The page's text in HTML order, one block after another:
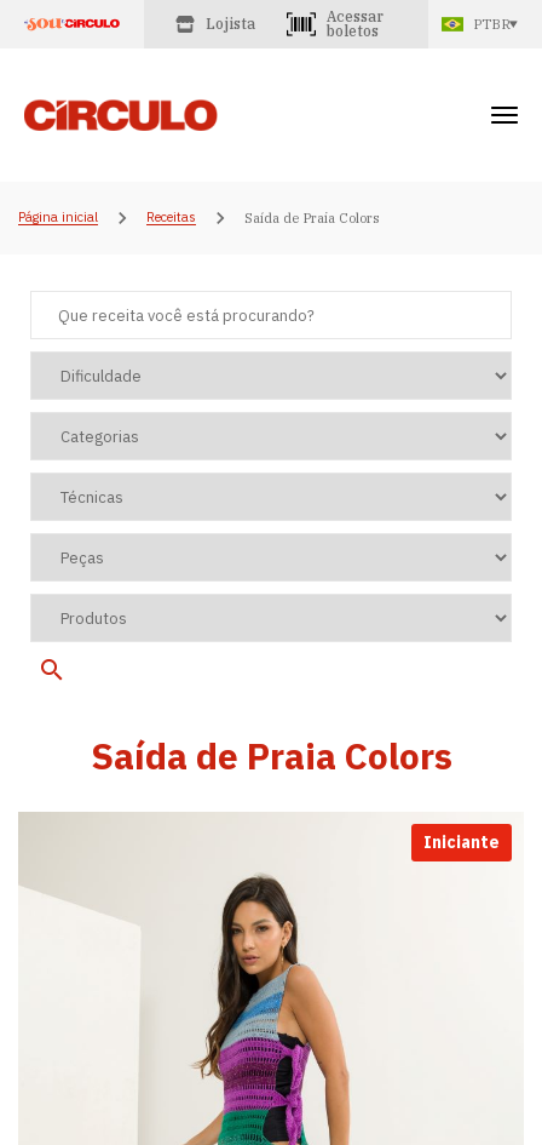
Lojista
Acessar
boletos
PTBR
Página inicial Receitas Saída de Praia Colors
Saída de Praia Colors
Iniciante